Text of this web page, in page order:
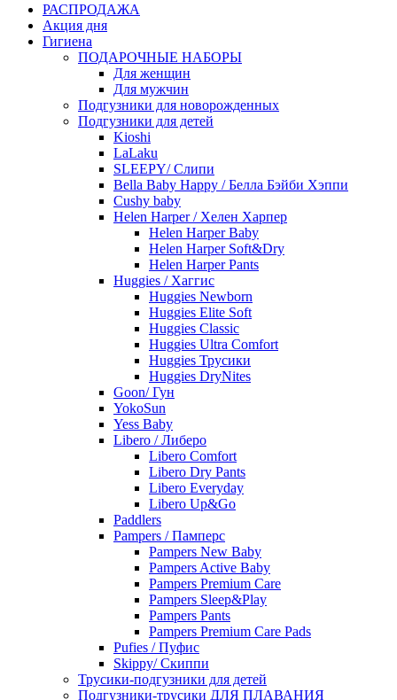
РАСПРОДАЖА
Акция дня
Гигиена
ПОДАРОЧНЫЕ НАБОРЫ
Для женщин
Для мужчин
Подгузники для новорожденных
Подгузники для детей
Kioshi
LaLaku
SLEEPY/ Слипи
Bella Baby Happy / Белла Бэйби Хэппи
Cushy baby
Helen Harper / Хелен Харпер
Helen Harper Baby
Helen Harper Soft&Dry
Helen Harper Pants
Huggies / Хаггис
Huggies Newborn
Huggies Elite Soft
Huggies Classic
Huggies Ultra Comfort
Huggies Трусики
Huggies DryNites
Goon/ Гун
YokoSun
Yess Baby
Libero / Либеро
Libero Comfort
Libero Dry Pants
Libero Everyday
Libero Up&Go
Paddlers
Pampers / Памперс
Pampers New Baby
Pampers Active Baby
Pampers Premium Care
Pampers Sleep&Play
Pampers Pants
Pampers Premium Care Pads
Pufies / Пуфис
Skippy/ Скиппи
Трусики-подгузники для детей
Подгузники-трусики ДЛЯ ПЛАВАНИЯ